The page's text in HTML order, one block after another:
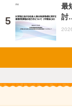
最
討